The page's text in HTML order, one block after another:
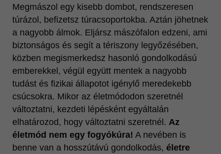
Megmászol egy kisebb dombot, rendszeresen
túrázol, befizetsz túracsoportokba. Aztán jöhetnek
a nagyobb álmok. Eljársz mászófalon edzeni, ami
biztonságos és segít a tériszony legyőzésében,
közben megismerkedsz hasonló gondolkodású
emberekkel, végül együtt mentek a nagyobb
tudást és fizikai állapotot igénylő meredekebb
csúcsokra. Mikor az életmódodon szeretnél
változtatni, kezdeti lépésként egyáltalán
elhatározod, hogy változtatni szeretnél. Az
életmód nem egy fogyókúra! A nevében is
benne van a hosszútávú gondolkodás, életre